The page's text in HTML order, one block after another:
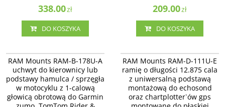
338.00zł
DO KOSZYKA
209.00zł
DO KOSZYKA
RAM-B-178U-A uchwyt montowany
do ramy kierownicy lub do
podstawy hamulca / sprzęgła w
motocyklu z 1-calową głowicą
obrotową do Garmin zumo,
TomTom Rider & Urban Rider.
RAM Mounts RAM-B-178U-A
uchwyt do kierownicy lub
podstawy hamulca / sprzęgła
w motocyklu z 1-calową
głowicą obrotową do Garmin
RAM Mounts RAM-D-111U-E ramię
o długości 12.875 cala z
uniwersalną podstawą montażową
do echosond oraz chartplotter`ów
gps montowane do płaskiej
powierzchni
RAM Mounts RAM-D-111U-E
ramię o długości 12.875 cala
z uniwersalną podstawą
montażową do echosond
oraz chartplotter`ów gps